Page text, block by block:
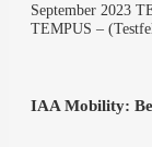
Sep­tem­ber 2023
TEMPUS –
IAA Mobi­li­ty: